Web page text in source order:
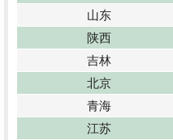
山东
陕西
吉林
北京
青海
江苏